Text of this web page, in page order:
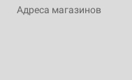
Адреса магазинов